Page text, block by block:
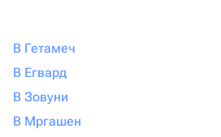
В Гетамеч
В Егвард
В Зовуни
В Мргашен